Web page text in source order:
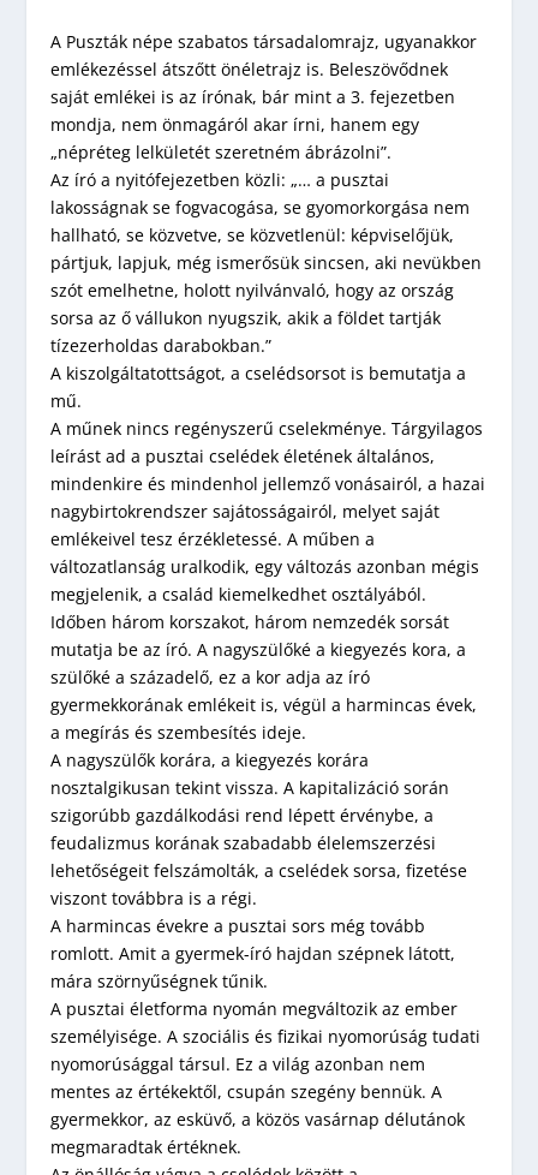
A Puszták népe szabatos társadalomrajz, ugyanakkor
emlékezéssel átszőtt önéletrajz is. Beleszövődnek
saját emlékei is az írónak, bár mint a 3. fejezetben
mondja, nem önmagáról akar írni, hanem egy
„népréteg lelkületét szeretném ábrázolni”.
Az író a nyitófejezetben közli: „… a pusztai
lakosságnak se fogvacogása, se gyomorkorgása nem
hallható, se közvetve, se közvetlenül: képviselőjük,
pártjuk, lapjuk, még ismerősük sincsen, aki nevükben
szót emelhetne, holott nyilvánvaló, hogy az ország
sorsa az ő vállukon nyugszik, akik a földet tartják
tízezerholdas darabokban.”
A kiszolgáltatottságot, a cselédsorsot is bemutatja a
mű.
A műnek nincs regényszerű cselekménye. Tárgyilagos
leírást ad a pusztai cselédek életének általános,
mindenkire és mindenhol jellemző vonásairól, a hazai
nagybirtokrendszer sajátosságairól, melyet saját
emlékeivel tesz érzékletessé. A műben a
változatlanság uralkodik, egy változás azonban mégis
megjelenik, a család kiemelkedhet osztályából.
Időben három korszakot, három nemzedék sorsát
mutatja be az író. A nagyszülőké a kiegyezés kora, a
szülőké a századelő, ez a kor adja az író
gyermekkorának emlékeit is, végül a harmincas évek,
a megírás és szembesítés ideje.
A nagyszülők korára, a kiegyezés korára
nosztalgikusan tekint vissza. A kapitalizáció során
szigorúbb gazdálkodási rend lépett érvénybe, a
feudalizmus korának szabadabb élelemszerzési
lehetőségeit felszámolták, a cselédek sorsa, fizetése
viszont továbbra is a régi.
A harmincas évekre a pusztai sors még tovább
romlott. Amit a gyermek-író hajdan szépnek látott,
mára szörnyűségnek tűnik.
A pusztai életforma nyomán megváltozik az ember
személyisége. A szociális és fizikai nyomorúság tudati
nyomorúsággal társul. Ez a világ azonban nem
mentes az értékektől, csupán szegény bennük. A
gyermekkor, az esküvő, a közös vasárnap délutánok
megmaradtak értéknek.